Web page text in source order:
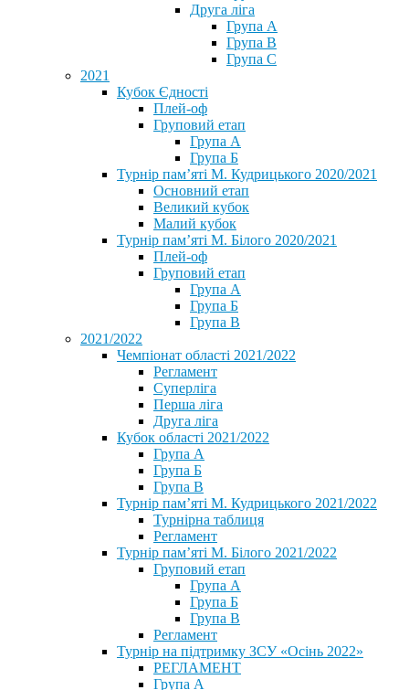
Друга ліга
Група A
Група B
Група C
2021
Кубок Єдності
Плей-оф
Груповий етап
Група А
Група Б
Турнір пам’яті М. Кудрицького 2020/2021
Основний етап
Великий кубок
Малий кубок
Турнір пам’яті М. Білого 2020/2021
Плей-оф
Груповий етап
Група А
Група Б
Група В
2021/2022
Чемпіонат області 2021/2022
Регламент
Суперліга
Перша ліга
Друга ліга
Кубок області 2021/2022
Група А
Група Б
Група В
Турнір пам’яті М. Кудрицького 2021/2022
Турнірна таблиця
Регламент
Турнір пам’яті М. Білого 2021/2022
Груповий етап
Група А
Група Б
Група В
Регламент
Турнір на підтримку ЗСУ «Осінь 2022»
РЕГЛАМЕНТ
Група А